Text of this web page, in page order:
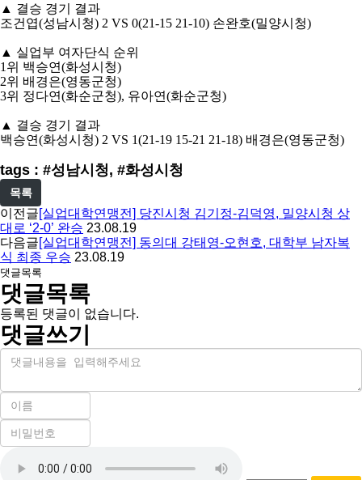
▲ 결승 경기 결과
조건엽(성남시청) 2 VS 0(21-15 21-10) 손완호(밀양시청)
▲ 실업부 여자단식 순위
1 위 백승연(화성시청)
2위 배경은(영동군청)
3위 정다연(화순군청), 유아연(화순군청)
▲ 결승 경기 결과
백승연(화성시청) 2 VS 1(21-19 15-21 21-18) 배경은(영동군청)
tags : #성남시청, #화성시청
목록
이전글[실업대학연맹전] 당진시청 김기정-김덕영, 밀양시청 상
대로 ‘2-0’ 완승 23.08.19
다음글[실업대학연맹전] 동의대 강태영-오현호, 대학부 남자복
식 최종 우승 23.08.19
댓글목록
댓글목록
등록된 댓글이 없습니다.
댓글쓰기
내
이
필
수
비
밀